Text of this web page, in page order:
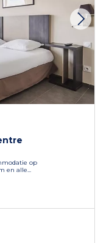
op
en alle...